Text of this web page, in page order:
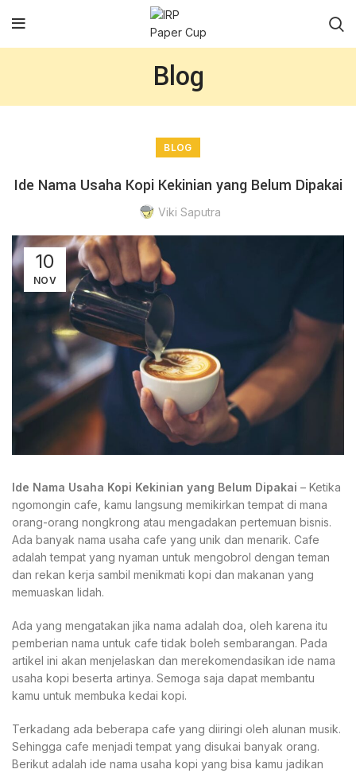
Blog
BLOG
Ide Nama Usaha Kopi Kekinian yang Belum Dipakai
Viki Saputra
10
NOV
Ide Nama Usaha Kopi Kekinian yang Belum Dipakai – Ketika
ngomongin cafe, kamu langsung memikirkan tempat di mana
orang-orang nongkrong atau mengadakan pertemuan bisnis.
Ada banyak nama usaha cafe yang unik dan menarik. Cafe
adalah tempat yang nyaman untuk mengobrol dengan teman
dan rekan kerja sambil menikmati kopi dan makanan yang
memuaskan lidah.
Ada yang mengatakan jika nama adalah doa, oleh karena itu
pemberian nama untuk cafe tidak boleh sembarangan. Pada
artikel ini akan menjelaskan dan merekomendasikan ide nama
usaha kopi beserta artinya. Semoga saja dapat membantu
kamu untuk membuka kedai kopi.
Terkadang ada beberapa cafe yang diiringi oleh alunan musik.
Sehingga cafe menjadi tempat yang disukai banyak orang.
Berikut adalah ide nama usaha kopi yang bisa kamu jadikan